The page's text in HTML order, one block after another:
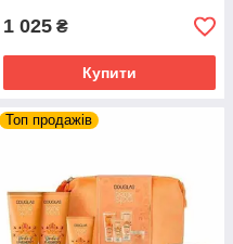
1 025 ₴
Купити
Топ продажів